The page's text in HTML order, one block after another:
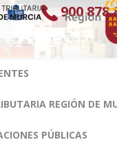
900 878
REGIÓN DE
PÚBLICAS